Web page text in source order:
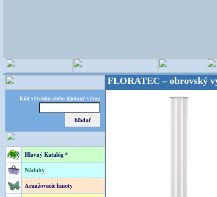
Kód výrobku alebo hľadaný výraz
Hlavný Katalóg *
Nádoby
Aranžovacie hmoty
potreby! FLORATEC – obrovský výber –